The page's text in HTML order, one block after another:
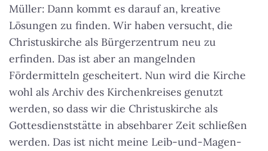
Müller: Dann kommt es darauf an, kreative
Lösungen zu finden. Wir haben versucht, die
Christuskirche als Bürgerzentrum neu zu
erfinden. Das ist aber an mangelnden
Fördermitteln gescheitert. Nun wird die Kirche
wohl als Archiv des Kirchenkreises genutzt
werden, so dass wir die Christuskirche als
Gottesdienststätte in absehbarer Zeit schließen
werden. Das ist nicht meine Leib-und-Magen-